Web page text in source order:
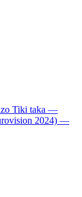
Tiki taka —
2024) —